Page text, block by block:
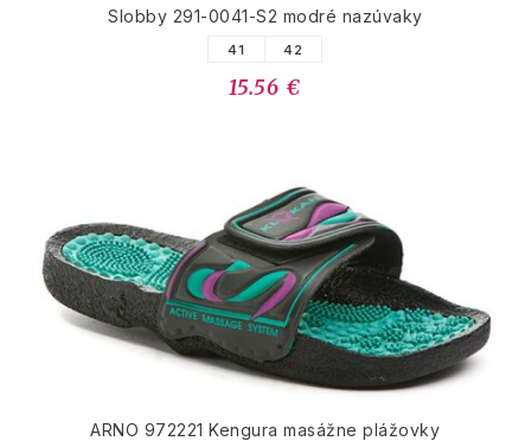
Slobby 291-0041-S2 modré nazúvaky
41 42
15.56 €
ARNO 972221 Kengura masážne plážovky